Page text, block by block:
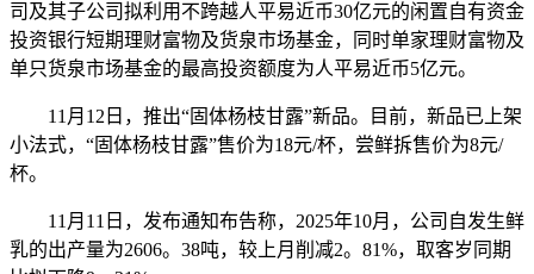
司及其子公司拟利用不跨越人平易近币30亿元的闲置自有资金
投资银行短期理财富物及货泉市场基金，同时单家理财富物及
单只货泉市场基金的最高投资额度为人平易近币5亿元。
11月12日，推出“固体杨枝甘露”新品。目前，新品已上架
小法式，“固体杨枝甘露”售价为18元/杯，尝鲜拆售价为8元/
杯。
11月11日，发布通知布告称，2025年10月，公司自发生鲜
乳的出产量为2606。38吨，较上月削减2。81%，取客岁同期